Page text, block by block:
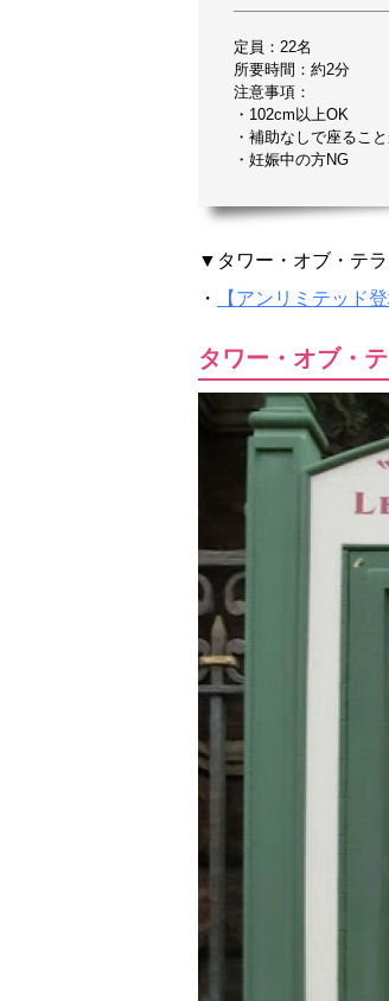
定員：22名
所要時間：約2分
注意事項：
・102cm以上OK
・補助なしで座るこ
・妊娠中の方NG
▼タワー・オブ・テ
・
【アンリミテッド
タワー・オブ・